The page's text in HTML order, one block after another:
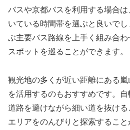
バスや京都バスを利用する場合
いている時間帯を選ぶと良いで
ぶ主要バス路線を上手く組み合
スポットを巡ることができます。
観光地の多くが近い距離にある
を活用するのもおすすめです。
道路を避けながら細い道を抜け
エリアをのんびりと探索するこ